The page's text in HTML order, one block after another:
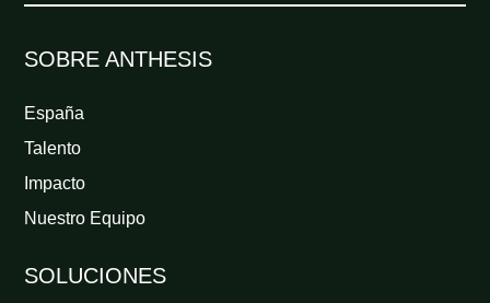
SOBRE ANTHESIS
España
Talento
Impacto
Nuestro Equipo
SOLUCIONES